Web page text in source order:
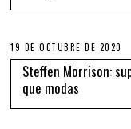
19 DE OCTUBRE DE 2020
Steffen Morrison:
que modas